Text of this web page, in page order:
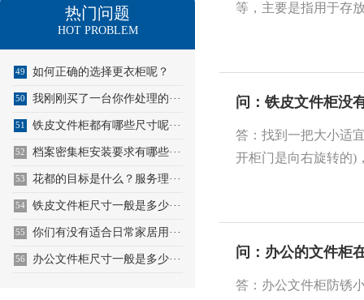
热门问题
HOT PROBLEM
49 如何正确的选择更衣柜呢？
50 我刚刚买了一台你作处理的···
51 铁皮文件柜都有哪些尺寸呢···
52 档案密集柜安装要求有哪些···
53 花都的目标是什么？服务理···
54 铁皮文件柜尺寸一般是多少···
55 你们有没有适合日常家居用···
56 办公文件柜尺寸一般是多少···
等，主要是指用于存
问：铁皮文件柜没
答：找到一把大小适
开柜门是向右旋转的)
问：办公的文件柜
答：办公文件柜防锈